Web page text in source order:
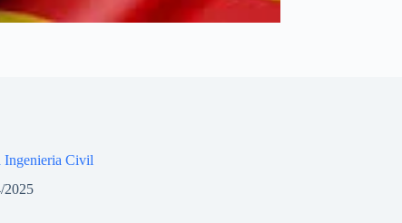
Ingenieria Civil
2025